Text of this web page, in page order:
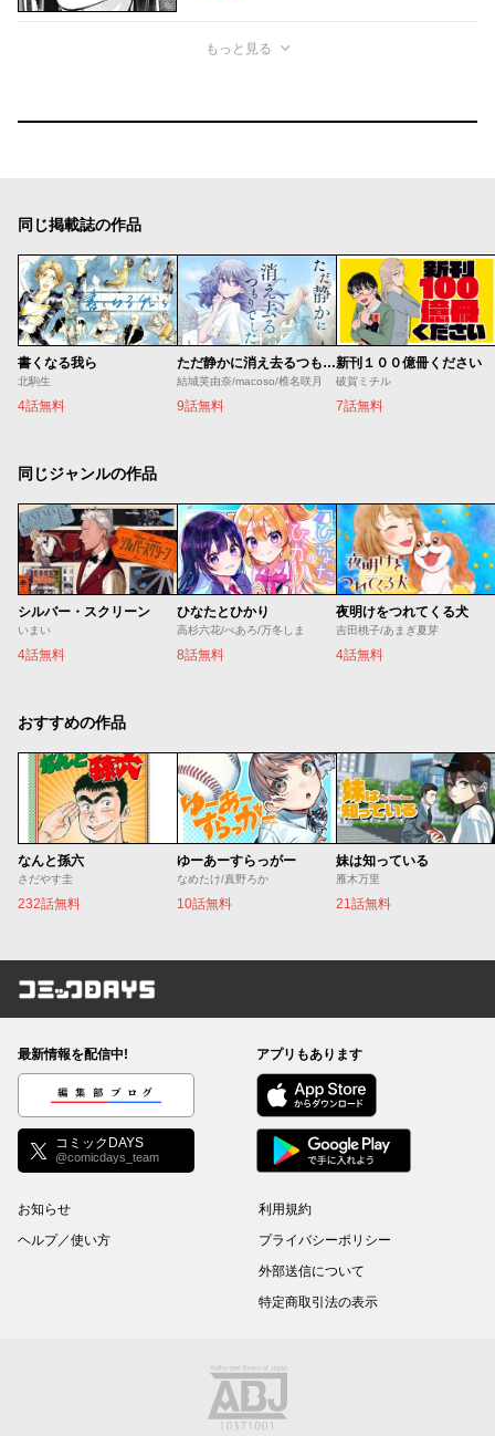
もっと見る
同じ掲載誌の作品
書くなる我ら
北駒生
4話無料
ただ静かに消え去るつもりでした
結城芙由奈/macoso/椎名咲月
9話無料
新刊１００億冊ください
破賀ミチル
7話無料
同じジャンルの作品
シルバー・スクリーン
いまい
4話無料
ひなたとひかり
高杉六花/べあろ/万冬しま
8話無料
夜明けをつれてくる犬
吉田桃子/あまぎ夏芽
4話無料
おすすめの作品
なんと孫六
さだやす圭
232話無料
ゆーあーすらっがー
なめたけ/真野ろか
10話無料
妹は知っている
雁木万里
21話無料
コミックDAYS
最新情報を配信中!
編集部ブログ
コミックDAYS
@comicdays_team
アプリもあります
お知らせ
ヘルプ／使い方
利用規約
プライバシーポリシー
外部送信について
特定商取引法の表示